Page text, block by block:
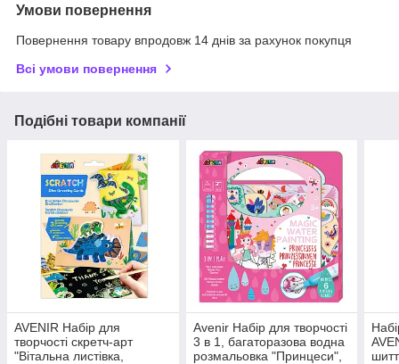
Умови повернення
Повернення товару впродовж 14 днів за рахунок покупця
Всі умови повернення
Подібні товари компанії
AVENIR Набір для
творчості скретч-арт
"Вітальна листівка,
Avenir Набір для творчості
3 в 1, багаторазова водна
розмальовка "Принцеси",